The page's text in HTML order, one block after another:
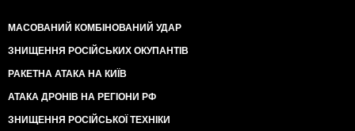
МАСОВАНИЙ КОМБІНОВАНИЙ УДАР
ЗНИЩЕННЯ РОСІЙСЬКИХ ОКУПАНТІВ
РАКЕТНА АТАКА НА КИЇВ
АТАКА ДРОНІВ НА РЕГІОНИ РФ
ЗНИЩЕННЯ РОСІЙСЬКОЇ ТЕХНІКИ